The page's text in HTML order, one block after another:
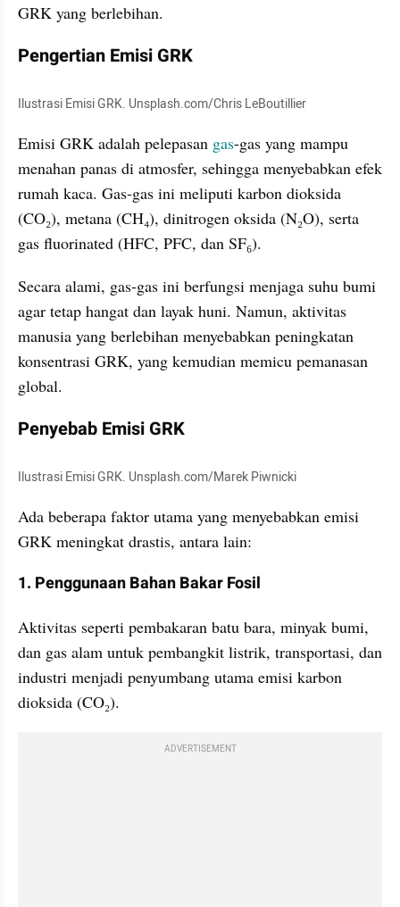
GRK yang berlebihan.
Pengertian Emisi GRK
Ilustrasi Emisi GRK. Unsplash.com/Chris LeBoutillier
Emisi GRK adalah pelepasan gas-gas yang mampu
menahan panas di atmosfer, sehingga menyebabkan efek
rumah kaca. Gas-gas ini meliputi karbon dioksida
(CO₂), metana (CH₄), dinitrogen oksida (N₂O), serta
gas fluorinated (HFC, PFC, dan SF₆).
Secara alami, gas-gas ini berfungsi menjaga suhu bumi
agar tetap hangat dan layak huni. Namun, aktivitas
manusia yang berlebihan menyebabkan peningkatan
konsentrasi GRK, yang kemudian memicu pemanasan
global.
Penyebab Emisi GRK
Ilustrasi Emisi GRK. Unsplash.com/Marek Piwnicki
Ada beberapa faktor utama yang menyebabkan emisi
GRK meningkat drastis, antara lain:
1. Penggunaan Bahan Bakar Fosil
Aktivitas seperti pembakaran batu bara, minyak bumi,
dan gas alam untuk pembangkit listrik, transportasi, dan
industri menjadi penyumbang utama emisi karbon
dioksida (CO₂).
ADVERTISEMENT